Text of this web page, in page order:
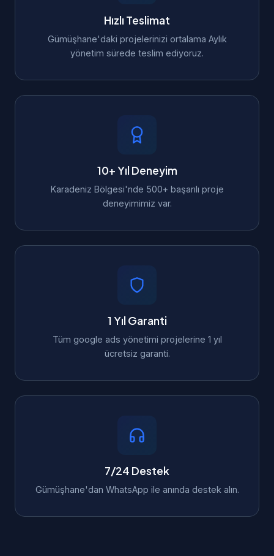
Hızlı Teslimat
Gümüşhane'daki projelerinizi ortalama Aylık
yönetim sürede teslim ediyoruz.
10+ Yıl Deneyim
Karadeniz Bölgesi'nde 500+ başarılı proje
deneyimimiz var.
1 Yıl Garanti
Tüm google ads yönetimi projelerine 1 yıl
ücretsiz garanti.
7/24 Destek
Gümüşhane'dan WhatsApp ile anında destek alın.